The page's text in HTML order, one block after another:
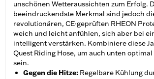
unschönen Wetteraussichten zum Erfolg.
beeindruckendste Merkmal sind jedoch
revolutionären, CE-geprüften RHEON
weich und leicht anfühlen, sich aber bei
intelligent verstärken. Kombiniere diese
Quest Riding Hose, um auch unten
sein.
Gegen die Hitze: Regelbare Kühlung